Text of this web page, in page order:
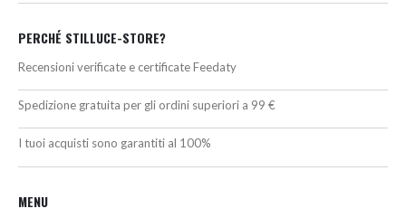
PERCHÉ STILLUCE-STORE?
Recensioni verificate e certificate Feedaty
Spedizione gratuita per gli ordini superiori a 99 €
I tuoi acquisti sono garantiti al 100%
MENU